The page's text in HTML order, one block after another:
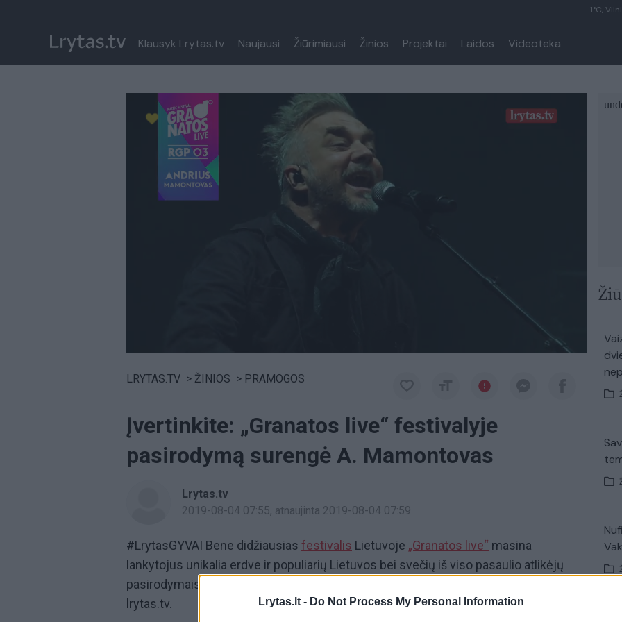
Lrytas.lt - Do Not Process My Personal Information
1°C,
Klausyk Lrytas.tv Naujausi Žiūrimiausi Žinios Projektai Laidos Videoteka
Paremkite Ukrainą
LRYTAS.TV > ŽINIOS > PRAMOGOS
Įvertinkite: „Granatos live“ festivalyje
pasirodymą surengė A. Mamontovas
Lrytas.tv
2019-08-04 07:55, atnaujinta 2019-08-04 07:59
#LrytasGYVAI Bene didžiausias festivalis Lietuvoje „Granatos live“ masina
lankytojus unikalia erdve ir populiarių Lietuvos bei svečių iš viso pasaulio atlikėjų
pasirodymais. Išskirtinės festivalio akimirkos ir pokalbiai su atlikėjais – tik portale
lrytas.tv.